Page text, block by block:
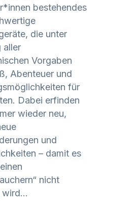
bestehendes
die unter
aller
Vorgaben
Abenteuer und
für
Dabei erfinden
wieder neu,
und
– damit es
nicht
wird…